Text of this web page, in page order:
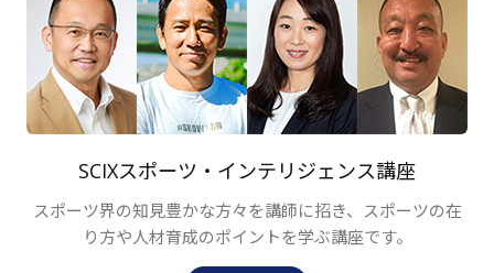
SCIXスポーツ・インテリジェンス講座
スポーツ界の知見豊かな方々を講師に招き、スポーツの在
り方や人材育成のポイントを学ぶ講座です。